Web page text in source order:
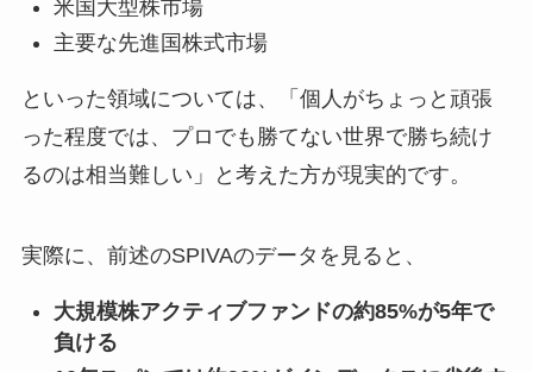
米国大型株市場
主要な先進国株式市場
といった領域については、「個人がちょっと頑張
った程度では、プロでも勝てない世界で勝ち続け
るのは相当難しい」と考えた方が現実的です。
実際に、前述のSPIVAのデータを見ると、
大規模株アクティブファンドの約85%が5年で
負ける